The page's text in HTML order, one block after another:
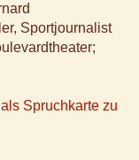
Sportjournalist
Spruchkarte zu